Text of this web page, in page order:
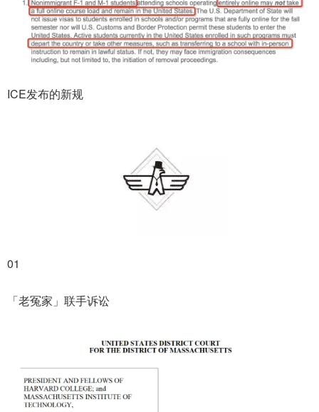
ICE发布的新规
01
「老冤家」联手诉讼